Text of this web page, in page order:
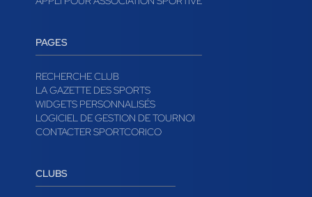
PAGES
RECHERCHE CLUB
LA GAZETTE DES SPORTS
WIDGETS PERSONNALISÉS
LOGICIEL DE GESTION DE TOURNOI
CONTACTER SPORTCORICO
CLUBS